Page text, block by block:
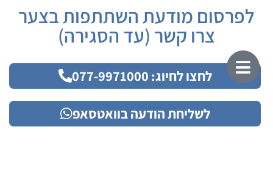
לפרסום מודעת השתתפות בצער
צרו קשר (עד הסגירה)
לחצו לחיוג: 077-9971000
לשליחת הודעה בוואטסאפ